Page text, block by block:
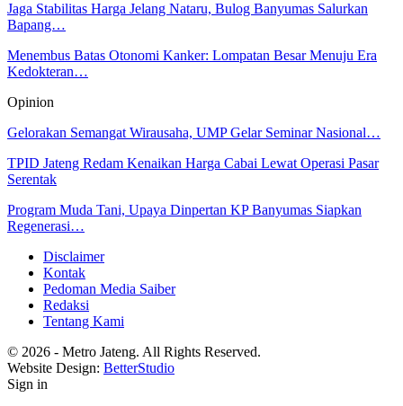
Jaga Stabilitas Harga Jelang Nataru, Bulog Banyumas Salurkan
Bapang…
Menembus Batas Otonomi Kanker: Lompatan Besar Menuju Era
Kedokteran…
Opinion
Gelorakan Semangat Wirausaha, UMP Gelar Seminar Nasional…
TPID Jateng Redam Kenaikan Harga Cabai Lewat Operasi Pasar
Serentak
Program Muda Tani, Upaya Dinpertan KP Banyumas Siapkan
Regenerasi…
Disclaimer
Kontak
Pedoman Media Saiber
Redaksi
Tentang Kami
© 2026 - Metro Jateng. All Rights Reserved.
Website Design: BetterStudio
Sign in